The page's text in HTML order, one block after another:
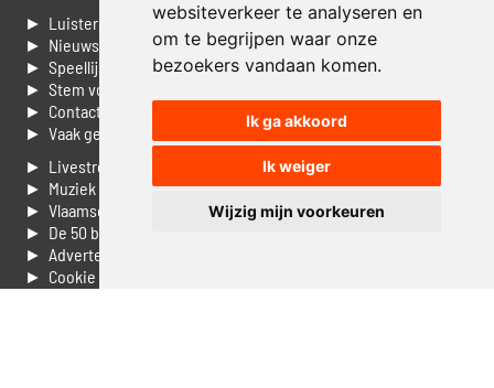
websiteverkeer te analyseren en
om te begrijpen waar onze
bezoekers vandaan komen.
Ik ga akkoord
Ik weiger
Wijzig mijn voorkeuren
► Luisteren naar Jouwradio
► Nieuws
► Speellijst
► Stem voor de Dag top 3
► Contacteer ons
► Vaak gestelde vragen
► Livestream informatie
► Muziek opzoeken
► Vlaamse 100 Aller tijden
► De 50 beste van...
► Adverteren op Jouwradio
► Cookie voorkeuren wijzigen